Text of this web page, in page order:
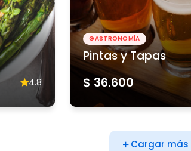
4.8
GASTRONOMÍA
Pintas y Tapas
$ 36.600
Cargar más